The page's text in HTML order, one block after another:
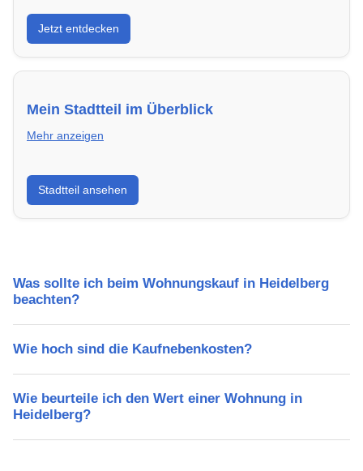
Entdecke Neubauprojekte in Heidelberg – modern,
energieeffizient und sofort bezugsfertig.
Jetzt entdecken
Mein Stadtteil im Überblick
Mehr anzeigen
Erfahre mehr über deinen Stadtteil in Heidelberg:
Lebensqualität, Verkehrsanbindung, Schulen,
Freizeitmöglichkeiten und Mietpreise.
Stadtteil ansehen
Was sollte ich beim Wohnungskauf in Heidelberg
beachten?
Wie hoch sind die Kaufnebenkosten?
Wie beurteile ich den Wert einer Wohnung in
Heidelberg?